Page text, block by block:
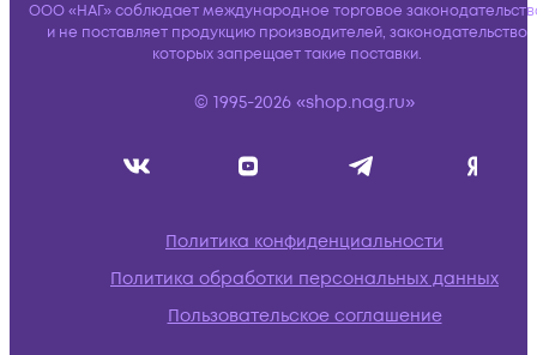
ООО «НАГ» соблюдает международное торговое
и не поставляет продукцию производителей, законодательство
которых запрещает такие поставки.
© 1995-2026 «shop.nag.ru»
Политика конфиденциальности
Политика обработки персональных данных
Пользовательское соглашение